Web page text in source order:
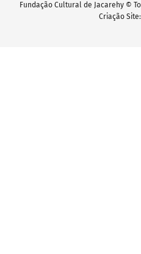
Fundação Cultural de Jacarehy ©
Criação